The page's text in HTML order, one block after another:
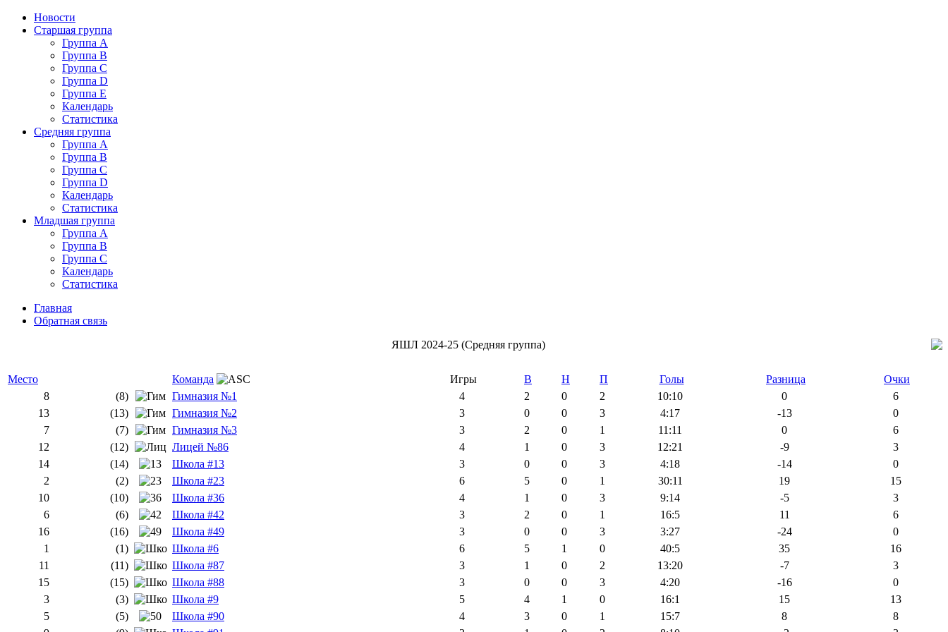
Новости
Старшая группа
Группа А
Группа В
Группа C
Группа D
Группа E
Календарь
Статистика
Средняя группа
Группа A
Группа B
Группа C
Группа D
Календарь
Статистика
Младшая группа
Группа A
Группа B
Группа C
Календарь
Статистика
Главная
Обратная связь
ЯШЛ 2024-25 (Средняя группа)
Место Команда Игры В Н П Голы Разница
Очки
8
(8) Гимназия №1 4 2 0 2 10:10 0
6
13
(13) Гимназия №2 3 0 0 3 4:17 -13
0
7
(7) Гимназия №3 3 2 0 1 11:11 0
6
12
(12) Лицей №86 4 1 0 3 12:21 -9
3
14
(14) Школа #13 3 0 0 3 4:18 -14
0
2
(2) Школа #23 6 5 0 1 30:11 19
15
10
(10) Школа #36 4 1 0 3 9:14 -5
3
6
(6) Школа #42 3 2 0 1 16:5 11
6
16
(16) Школа #49 3 0 0 3 3:27 -24
0
1
(1) Школа #6 6 5 1 0 40:5 35
16
11
(11) Школа #87 3 1 0 2 13:20 -7
3
15
(15) Школа #88 3 0 0 3 4:20 -16
0
3
(3) Школа #9 5 4 1 0 16:1 15
13
5
(5) Школа #90 4 3 0 1 15:7 8
8